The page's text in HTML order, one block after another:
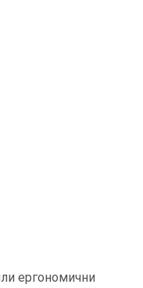
ергономични